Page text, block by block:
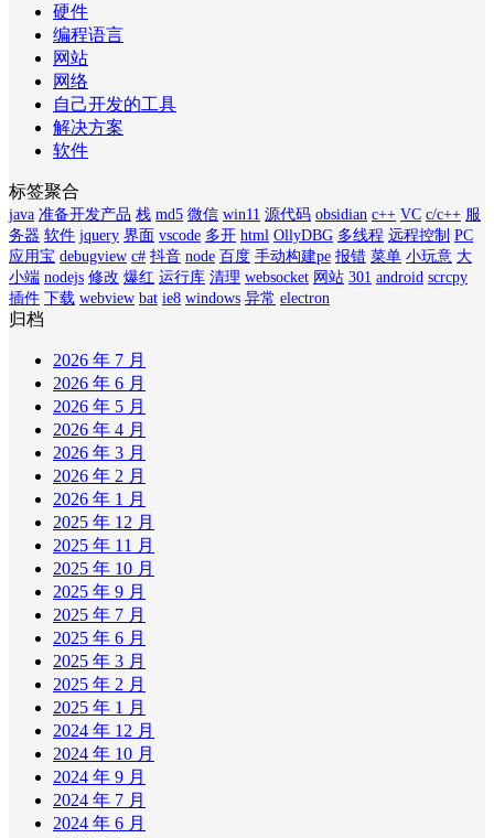
硬件
编程语言
网站
网络
自己开发的工具
解决方案
软件
标签聚合
java 准备开发产品 栈 md5 微信 win11 源代码 obsidian c++ VC c/c++ 服
务器 软件 jquery 界面 vscode 多开 html OllyDBG 多线程 远程控制 PC
应用宝 debugview c# 抖音 node 百度 手动构建pe 报错 菜单 小玩意 大
小端 nodejs 修改 爆红 运行库 清理 websocket 网站 301 android scrcpy
插件 下载 webview bat ie8 windows 异常 electron
归档
2026 年 7 月
2026 年 6 月
2026 年 5 月
2026 年 4 月
2026 年 3 月
2026 年 2 月
2026 年 1 月
2025 年 12 月
2025 年 11 月
2025 年 10 月
2025 年 9 月
2025 年 7 月
2025 年 6 月
2025 年 3 月
2025 年 2 月
2025 年 1 月
2024 年 12 月
2024 年 10 月
2024 年 9 月
2024 年 7 月
2024 年 6 月